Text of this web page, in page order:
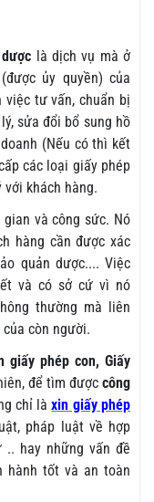
là dịch vụ mà ở
ủy quyền) của
tư vấn, chuẩn bị
sửa đổi bổ sung hồ
(Nếu có thì kết
các loại giấy phép
khách hàng.
và công sức. Nó
hàng cần được xác
quản dược.... Việc
và có sở cứ vì nó
thường mà liên
còn người.
giấy phép con, Giấy
để tìm đượccông
chỉ làxin giấy phép
pháp luật về hợp
hay những vấn đề
hành tốt và an toàn